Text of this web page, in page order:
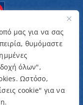
μας για να σας
θυμόμαστε
όλων",
Ωστόσο,
cookie" για να
Σύνδεσμος για
παθήσεις «Ένα
byNETinfo